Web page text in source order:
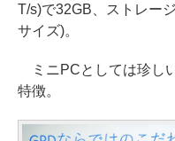
T/s)で32GB、ストレー
サイズ)。
ミニPCとしては珍し
特徴。